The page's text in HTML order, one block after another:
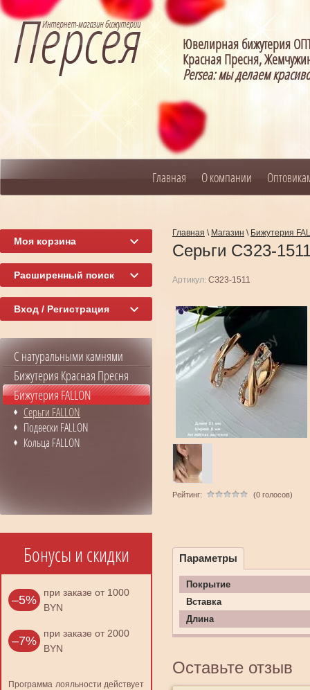
Ювелирная бижутерия
Красная Пресня,
Persea: мы делаем
Главная О компании
Главная \ Магазин \ Бижутерия
Серьги СЗ23-
Артикул: СЗ23-1511
Рейтинг: (0 голосов)
Параметры
Покрытие
Вставка
Длина
Оставьте отзыв
Моя корзина
Расширенный поиск
Вход / Регистрация
С натуральными камнями
Бижутерия Красная Пресня
Бижутерия FALLON
Серьги FALLON
Подвески FALLON
Кольца FALLON
Бонусы и скидки
–5%
при заказе от 1000
BYN
–7%
при заказе от 2000
BYN
Программа лояльности действует